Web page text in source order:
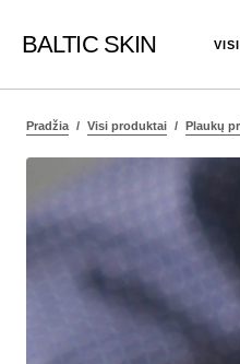
BALTIC SKIN
Pradžia Visi produktai Plaukų